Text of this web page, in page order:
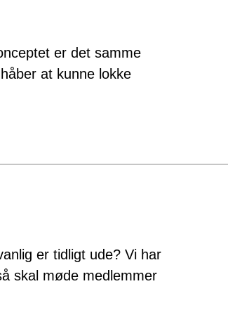
er det samme
at kunne lokke
er tidligt ude? Vi har
skal møde medlemmer